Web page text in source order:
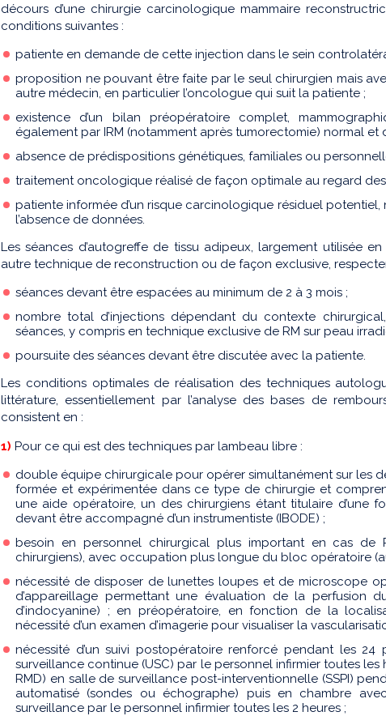
décours d’une chirurgie carcinologique mammaire
conditions suivantes :
patiente en demande de cette injection dans le sein
proposition ne pouvant être faite par le seul chirurgien mais
autre médecin, en particulier l’oncologue qui suit la patiente ;
existence d’un bilan préopératoire complet,
également par IRM (notamment après tumorectomie) normal et
absence de prédispositions génétiques, familiales ou
traitement oncologique réalisé de façon optimale au regard
patiente informée d’un risque carcinologique résiduel
l’absence de données.
Les séances d’autogreffe de tissu adipeux, largement utilisée
autre technique de reconstruction ou de façon exclusive,
séances devant être espacées au minimum de 2 à 3 mois ;
nombre total d’injections dépendant du contexte
séances, y compris en technique exclusive de RM sur peau
poursuite des séances devant être discutée avec la patiente.
Les conditions optimales de réalisation des techniques
littérature, essentiellement par l’analyse des bases de
consistent en :
1) Pour ce qui est des techniques par lambeau libre :
double équipe chirurgicale pour opérer simultanément sur les
formée et expérimentée dans ce type de chirurgie et
une aide opératoire, un des chirurgiens étant titulaire d’une
devant être accompagné d’un instrumentiste (IBODE) ;
besoin en personnel chirurgical plus important en cas de
chirurgiens), avec occupation plus longue du bloc opératoire
nécessité de disposer de lunettes loupes et de microscope
d’appareillage permettant une évaluation de la perfusion
d’indocyanine) ; en préopératoire, en fonction de la
nécessité d’un examen d’imagerie pour visualiser la
nécessité d’un suivi postopératoire renforcé pendant les 24
surveillance continue (USC) par le personnel infirmier toutes
RMD) en salle de surveillance post-interventionnelle (SSPI)
automatisé (sondes ou échographe) puis en chambre
surveillance par le personnel infirmier toutes les 2 heures ;